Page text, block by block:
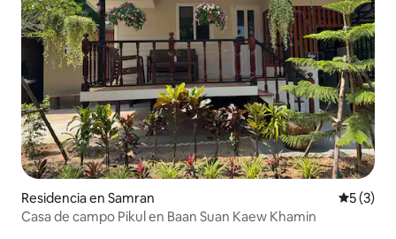
Residencia en Samran
5 (3)
Casa de campo Pikul en Baan Suan Kaew Khamin